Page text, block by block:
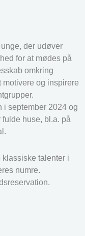
der udøver
for at mødes på
omkring
og inspirere
i september 2024 og
huse, bl.a. på
talenter i
numre.